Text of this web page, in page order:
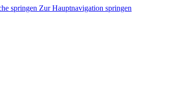
springen Zur Hauptnavigation springen